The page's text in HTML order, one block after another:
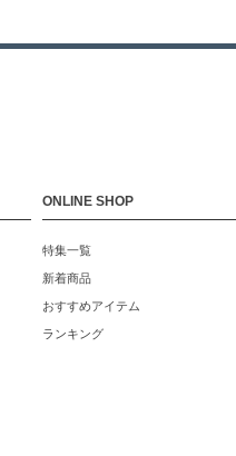
ONLINE SHOP
特集一覧
新着商品
おすすめアイテム
ランキング